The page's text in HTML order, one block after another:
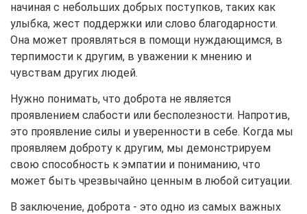
начиная с небольших добрых поступков, таких как
улыбка, жест поддержки или слово благодарности.
Она может проявляться в помощи нуждающимся, в
терпимости к другим, в уважении к мнению и
чувствам других людей.
Нужно понимать, что доброта не является
проявлением слабости или бесполезности. Напротив,
это проявление силы и уверенности в себе. Когда мы
проявляем доброту к другим, мы демонстрируем
свою способность к эмпатии и пониманию, что
может быть чрезвычайно ценным в любой ситуации.
В заключение, доброта - это одно из самых важных